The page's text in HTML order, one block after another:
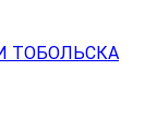
ТОБОЛЬСКА